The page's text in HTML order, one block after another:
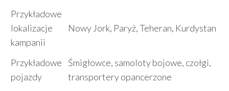
Przykładowe
lokalizacje
kampanii
Nowy Jork, Paryż, Teheran, Kurdystan
Przykładowe
pojazdy
Śmigłowce, samoloty bojowe, czołgi,
transportery opancerzone